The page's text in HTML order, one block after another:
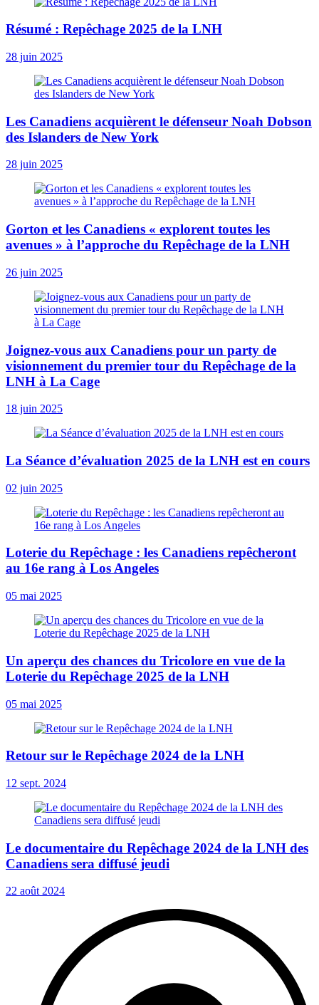
Résumé : Repêchage 2025 de la LNH
28 juin 2025
Les Canadiens acquièrent le défenseur Noah Dobson
des Islanders de New York
28 juin 2025
Gorton et les Canadiens « explorent toutes les
avenues » à l’approche du Repêchage de la LNH
26 juin 2025
Joignez-vous aux Canadiens pour un party de
visionnement du premier tour du Repêchage de la
LNH à La Cage
18 juin 2025
La Séance d’évaluation 2025 de la LNH est en cours
02 juin 2025
Loterie du Repêchage : les Canadiens repêcheront
au 16e rang à Los Angeles
05 mai 2025
Un aperçu des chances du Tricolore en vue de la
Loterie du Repêchage 2025 de la LNH
05 mai 2025
Retour sur le Repêchage 2024 de la LNH
12 sept. 2024
Le documentaire du Repêchage 2024 de la LNH des
Canadiens sera diffusé jeudi
22 août 2024